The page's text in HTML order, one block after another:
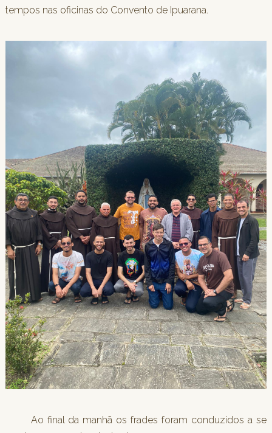
tempos nas oficinas do Convento de Ipuarana.
Ao final da manhã os frades foram conduzidos a se